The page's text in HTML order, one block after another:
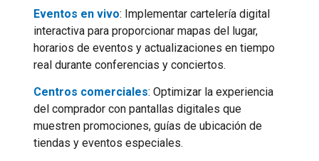
Eventos en vivo: Implementar cartelería digital
interactiva para proporcionar mapas del lugar,
horarios de eventos y actualizaciones en tiempo
real durante conferencias y conciertos.
Centros comerciales: Optimizar la experiencia
del comprador con pantallas digitales que
muestren promociones, guías de ubicación de
tiendas y eventos especiales.